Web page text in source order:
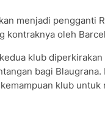
menjadi pengganti
kontraknya oleh
klub
bagi
klub